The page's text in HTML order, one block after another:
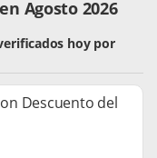
Agosto 2026
hoy por
Descuento del